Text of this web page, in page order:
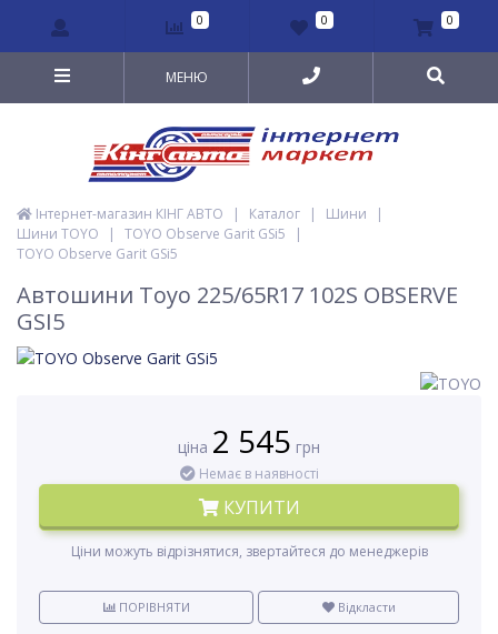
0 0 0
МЕНЮ
Інтернет-магазин КІНГ АВТО | Каталог | Шини
|
Шини TOYO
| TOYO Observe Garit GSi5
|
TOYO Observe Garit GSi5
Автошини Toyo 225/65R17 102S OBSERVE
GSI5
ціна 2 545 грн
Немає в наявності
КУПИТИ
Ціни можуть відрізнятися, звертайтеся до менеджерів
ПОРІВНЯТИ Відкласти